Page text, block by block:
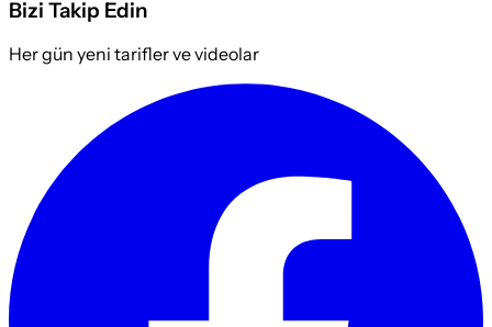
Bizi Takip Edin
Her gün yeni tarifler ve videolar